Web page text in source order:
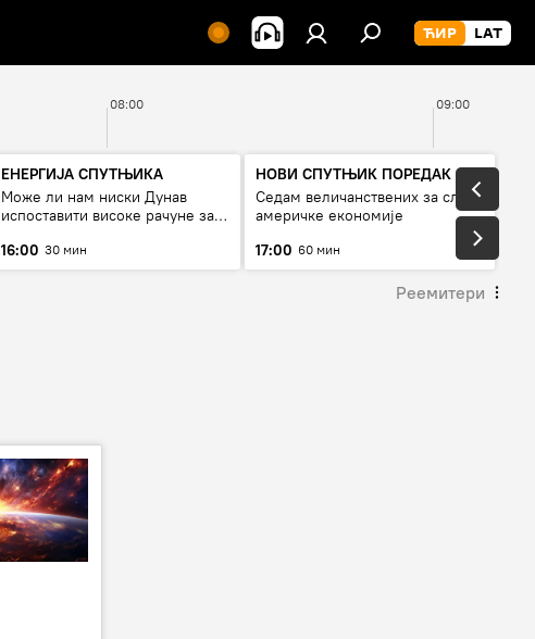
08:00 09:00
ЕНЕРГИЈА СПУТЊИКА
Може ли нам ниски Дунав
испоставити високе рачуне за
16:00 30 мин
НОВИ СПУТЊИК ПОРЕДАК
Седам величанствених за слом
америчке економије
17:00 60 мин
Реемитери